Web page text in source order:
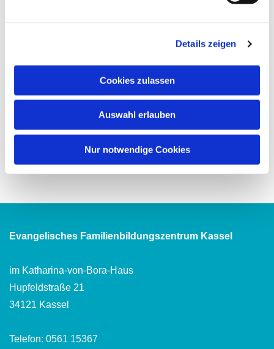
Details zeigen
Cookies zulassen
Auswahl erlauben
Nur notwendige Cookies
Evangelisches Familienbildungszentrum Kassel
im Katharina-von-Bora-Haus
Hupfeldstraße 21
34121 Kassel
Telefon: 0561 15367